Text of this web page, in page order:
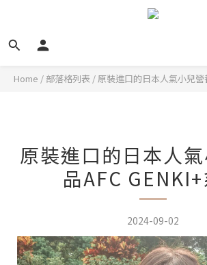
Home / 部落格列表 /原裝進口的日本人氣小兒營
原裝進口的日本人
品AFC
2024-09-02